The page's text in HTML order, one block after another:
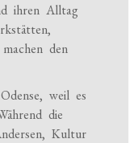
ihren Alltag
den
weil es
die
Kultur